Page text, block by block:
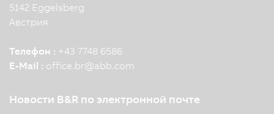
5142 Eggelsberg
Австрия
Телефон : +43 7748 6586
E-Mail : office.br@abb.com
Новости B&R по электронной почте